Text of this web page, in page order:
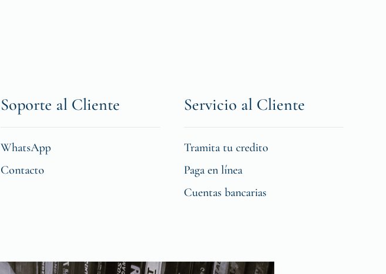
Soporte al Cliente
WhatsApp
Contacto
Servicio al Cliente
Tramita tu credito
Paga en línea
Cuentas bancarias